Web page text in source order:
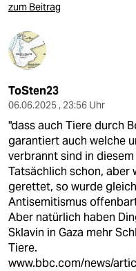
zum Beitrag
ToSten23
06.06.2025 , 23:56 Uhr
"dass auch Tiere durch
garantiert auch welche
verbrannt sind in
Tatsächlich schon, aber
gerettet, so wurde
Antisemitismus
Aber natürlich haben
Sklavin in Gaza mehr
Tiere.
www.bbc.com/news/